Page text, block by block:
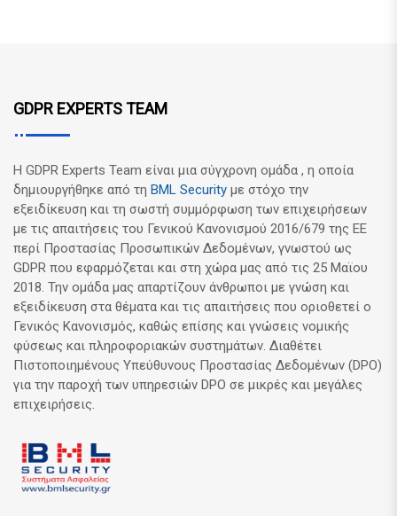
GDPR EXPERTS TEAM
Η GDPR Experts Team είναι μια σύγχρονη ομάδα , η οποία
δημιουργήθηκε από τη BML Security με στόχο την
εξειδίκευση και τη σωστή συμμόρφωση των επιχειρήσεων
με τις απαιτήσεις του Γενικού Κανονισμού 2016/679 της ΕΕ
περί Προστασίας Προσωπικών Δεδομένων, γνωστού ως
GDPR που εφαρμόζεται και στη χώρα μας από τις 25 Μαϊου
2018. Την ομάδα μας απαρτίζουν άνθρωποι με γνώση και
εξειδίκευση στα θέματα και τις απαιτήσεις που οριοθετεί ο
Γενικός Κανονισμός, καθώς επίσης και γνώσεις νομικής
φύσεως και πληροφοριακών συστημάτων. Διαθέτει
Πιστοποιημένους Υπεύθυνους Προστασίας Δεδομένων (DPO)
για την παροχή των υπηρεσιών DPO σε μικρές και μεγάλες
επιχειρήσεις.